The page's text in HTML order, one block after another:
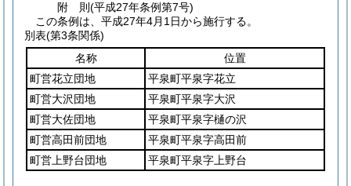
附 則(平成27年条例第7号)
この条例は、平成27年4月1日から施行する。
別表(第3条関係)
名称
位置
町営花立団地
平泉町平泉字花立
町営大沢団地
平泉町平泉字大沢
町営大佐団地
平泉町平泉字樋の沢
町営高田前団地
平泉町平泉字高田前
町営上野台団地
平泉町平泉字上野台